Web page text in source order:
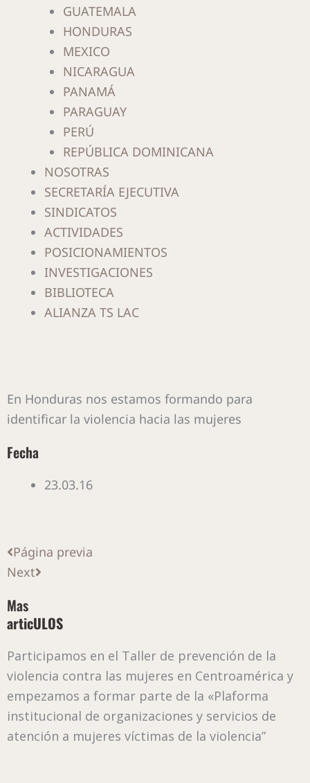
GUATEMALA
HONDURAS
MEXICO
NICARAGUA
PANAMÁ
PARAGUAY
PERÚ
REPÚBLICA DOMINICANA
NOSOTRAS
SECRETARÍA EJECUTIVA
SINDICATOS
ACTIVIDADES
POSICIONAMIENTOS
INVESTIGACIONES
BIBLIOTECA
ALIANZA TS LAC
En Honduras nos estamos formando para
identificar la violencia hacia las mujeres
Fecha
23.03.16
Ant
Página previa
Next
Siguiente
Mas
articULOS
Participamos en el Taller de prevención de la
violencia contra las mujeres en Centroamérica y
empezamos a formar parte de la «Plaforma
institucional de organizaciones y servicios de
atención a mujeres víctimas de la violencia”